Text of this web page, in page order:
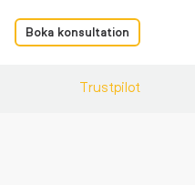
Boka konsultation
Trustpilot